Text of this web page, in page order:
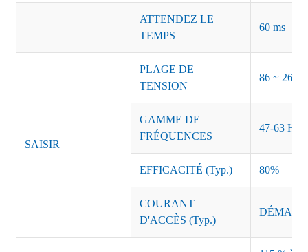
ATTENDEZ LE
TEMPS
60 ms
SAISIR
PLAGE DE
TENSION
86 ~ 264
GAMME DE
FRÉQUENCES
47-63 Hz
EFFICACITÉ (Typ.) 80%
COURANT
D'ACCÈS (Typ.)